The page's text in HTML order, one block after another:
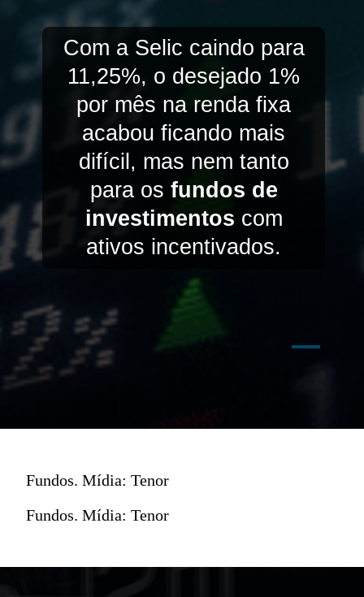
Com a Selic caindo para
11,25%, o desejado 1%
por mês na renda fixa
acabou ficando mais
difícil, mas nem tanto
para os fundos de
investimentos com
ativos incentivados.
Fundos. Mídia: Tenor
Fundos. Mídia: Tenor